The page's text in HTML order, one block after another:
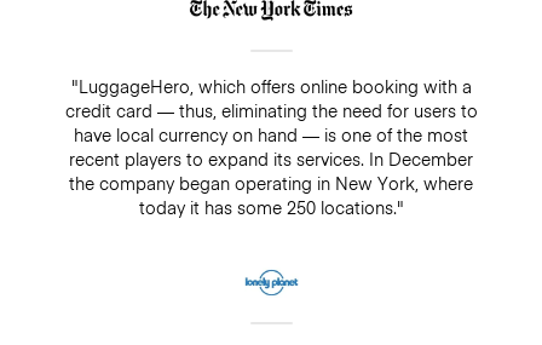
"LuggageHero, which offers online booking with a
credit card — thus, eliminating the need for users to
have local currency on hand — is one of the most
recent players to expand its services. In December
the company began operating in New York, where
today it has some 250 locations."